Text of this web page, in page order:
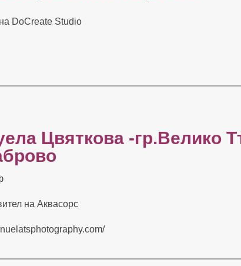
на DoCreate Studio
Цвяткова -гр.Велико
на Аквасорс